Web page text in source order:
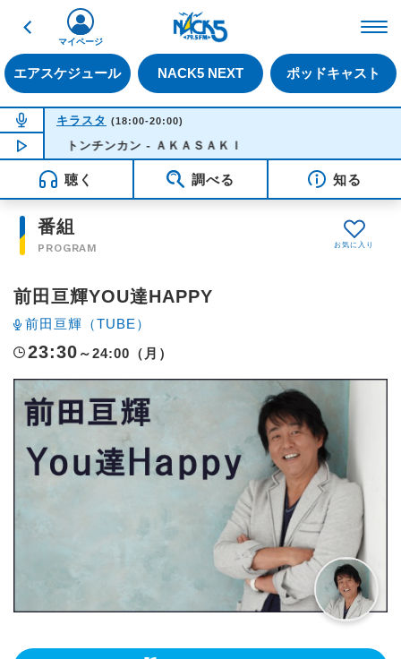
戻る
エアスケジュール NACK5 NEXT ポッドキャスト
マイページ
NOW ON AIR
キラスタ (18:00-20:00)
NOW PLAYING18:50
トンチンカン - ＡＫＡＳＡＫＩ
聴く 調べる 知る
番組
PROGRAM
前田亘輝YOU達HAPPY
前田亘輝（TUBE）
23:30 ～24:00（月）